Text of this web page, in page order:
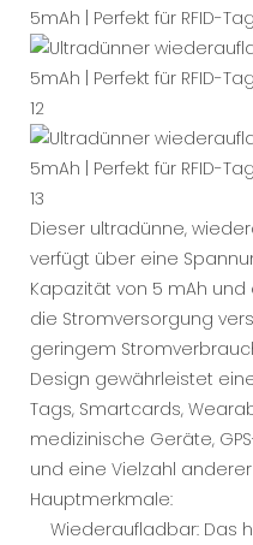
Dieser ultradünne,
verfügt über eine
Kapazität von 5 mAh
die Stromversorgung
geringem
Design gewährleistet
Tags, Smartcards,
medizinische Geräte,
und eine Vielzahl
Hauptmerkmale:
Wiederaufladbar: Das